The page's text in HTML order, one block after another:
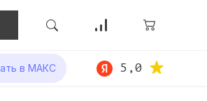
в МАКС 5,0